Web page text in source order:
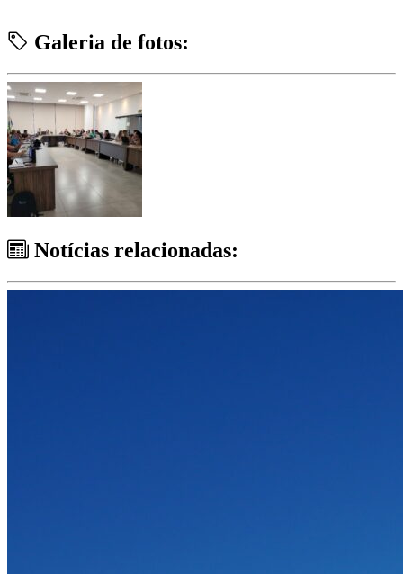
Galeria de fotos:
Notícias relacionadas: